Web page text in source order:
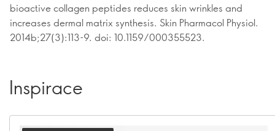
bioactive collagen peptides reduces skin wrinkles and
increases dermal matrix synthesis. Skin Pharmacol Physiol.
2014b;27(3):113-9. doi: 10.1159/000355523.
Inspirace